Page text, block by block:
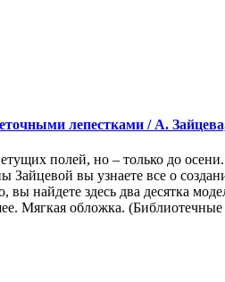
лепестками / А.
полей, но – только до
Зайцевой вы узнаете все о
вы найдете здесь два десятка
Мягкая обложка.